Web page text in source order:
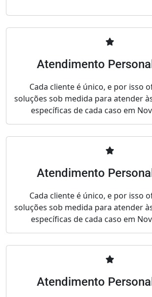
Atendimento
Cada cliente é único, e por isso
soluções sob medida para atender
específicas de cada caso em
Atendimento
Cada cliente é único, e por isso
soluções sob medida para atender
específicas de cada caso em
Atendimento